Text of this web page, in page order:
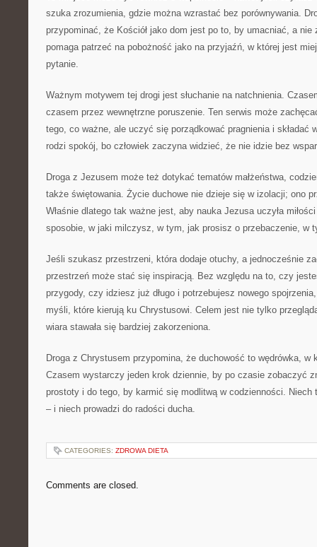
szuka zrozumienia, gdzie można wzrastać bez porównywania.
przypominać, że Kościół jako dom jest po to, by umacniać, a nie
pomaga patrzeć na pobożność jako na przyjaźń, w której jest
pytanie.
Ważnym motywem tej drogi jest słuchanie na natchnienia.
czasem przez wewnętrzne poruszenie. Ten serwis może
tego, co ważne, ale uczyć się porządkować pragnienia i składać
rodzi spokój, bo człowiek zaczyna widzieć, że nie idzie bez
Droga z Jezusem może też dotykać tematów małżeństwa,
także świętowania. Życie duchowe nie dzieje się w izolacji; ono
Właśnie dlatego tak ważne jest, aby nauka Jezusa uczyła
sposobie, w jaki milczysz, w tym, jak prosisz o przebaczenie, w
Jeśli szukasz przestrzeni, która dodaje otuchy, a jednocześnie
przestrzeń może stać się inspiracją. Bez względu na to, czy
przygody, czy idziesz już długo i potrzebujesz nowego
myśli, które kierują ku Chrystusowi. Celem jest nie tylko
wiara stawała się bardziej zakorzeniona.
Droga z Chrystusem przypomina, że duchowość to wędrówka, w
Czasem wystarczy jeden krok dziennie, by po czasie zobaczyć
prostoty i do tego, by karmić się modlitwą w codzienności. Niech
– i niech prowadzi do radości ducha.
CATEGORIES: ZDROWA DIETA
Comments are closed.